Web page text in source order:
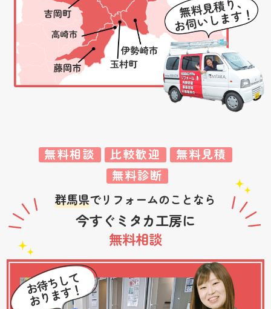
無料相談 比較歓迎
無料見積
無料診断
群馬県でリフォームのことなら
今すぐミタカ工房に
無料相談